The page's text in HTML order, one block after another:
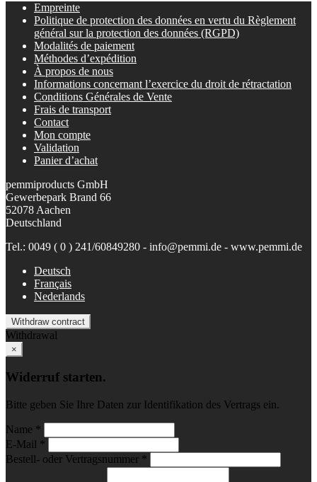
Empreinte
Politique de protection des données en vertu du Règlement
général sur la protection des données (RGPD)
Modalités de paiement
Méthodes d’expédition
À propos de nous
Informations concernant l’exercice du droit de rétractation
Conditions Générales de Vente
Frais de transport
Contact
Mon compte
Validation
Panier d’achat
pemmiproducts GmbH
Gewerbepark Brand 66
52078 Aachen
Deutschland
Tel.: 0049 ( 0 ) 241/60849280 - info@pemmi.de - www.pemmi.de
Deutsch
Français
Nederlands
Withdraw contract
Withdrawal
×
Widerruf starten.
Bitte geben Sie Ihre Daten zur Identifikation des Vertrags ein.
Name *
E-Mail *
Bestell- oder Vertragsnummer *